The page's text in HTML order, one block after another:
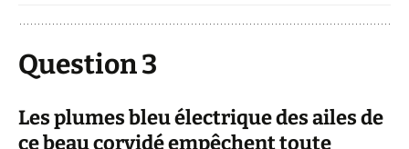
Question 3
Les plumes bleu électrique des ailes de
ce beau corvidé empêchent toute